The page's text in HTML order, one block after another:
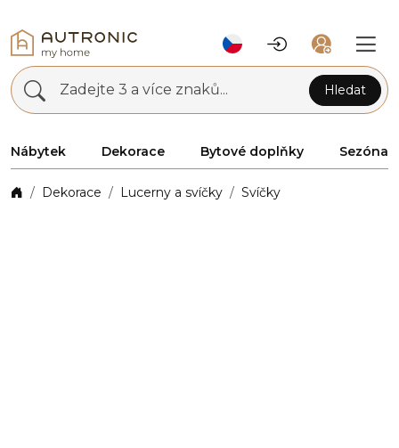
Zadejte 3 a více znaků... Hledat
Nábytek Dekorace Bytové doplňky Sezóna
Dekorace Lucerny a svíčky Svíčky